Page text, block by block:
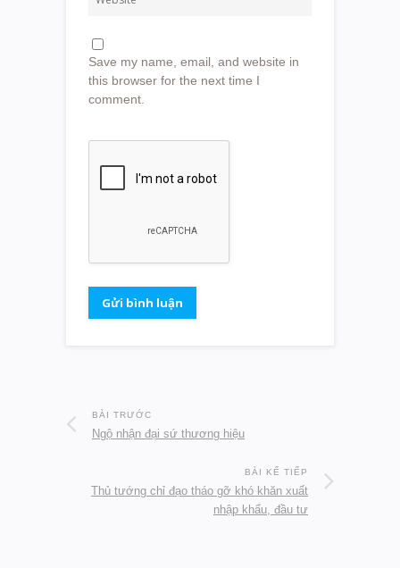
Save my name, email, and website in
this browser for the next time I
comment.
BÀI TRƯỚC
Ngộ nhận đại sứ thương hiệu
BÀI KẾ TIẾP
Thủ tướng chỉ đạo tháo gỡ khó khăn xuất
nhập khẩu, đầu tư